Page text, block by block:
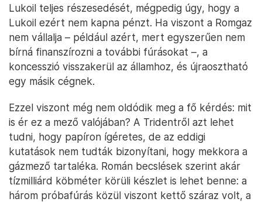
Lukoil teljes részesedését, mégpedig úgy, hogy a
Lukoil ezért nem kapna pénzt. Ha viszont a Romgaz
nem vállalja – például azért, mert egyszerűen nem
bírná finanszírozni a további fúrásokat –, a
koncesszió visszakerül az államhoz, és újraosztható
egy másik cégnek.
Ezzel viszont még nem oldódik meg a fő kérdés: mit
is ér ez a mező valójában? A Tridentről azt lehet
tudni, hogy papíron ígéretes, de az eddigi
kutatások nem tudták bizonyítani, hogy mekkora a
gázmező tartaléka. Román becslések szerint akár
tízmilliárd köbméter körüli készlet is lehet benne: a
három próbafúrás közül viszont kettő száraz volt, a